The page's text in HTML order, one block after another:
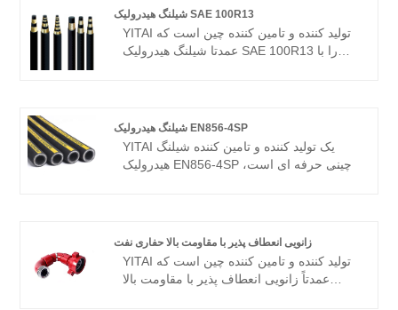
مشورت کنید. ما سال هاست که در شیلنگ ها
تخصص داریم. محصولات ما مزیت قیمت خوبی
دارند و بیشتر بازارهای جهانی را پوشش می
دهند. ما مشتاقانه منتظر هستیم که شریک
شیلنگ هیدرولیک SAE 100R13
YITAI تولید کننده و تامین کننده چین است که
عمدتا شیلنگ هیدرولیک SAE 100R13 را با
آمریکا را پوشش می دهند. ما مشتاقانه
منتظریم تا شریک بلند مدت شما در چین
شیلنگ هیدرولیک EN856-4SP
YITAI یک تولید کننده و تامین کننده شیلنگ
هیدرولیک EN856-4SP چینی حرفه ای است،
ایم. محصولات ما مزیت قیمت خوبی دارند و
بیشتر بازارهای اروپا و آمریکا را پوشش می
دهند. ما مشتاقانه منتظریم تا شریک بلند مدت
شما در چین شویم.
زانویی انعطاف پذیر با مقاومت بالا حفاری نفت
YITAI تولید کننده و تامین کننده چین است که
عمدتاً زانویی انعطاف پذیر با مقاومت بالا